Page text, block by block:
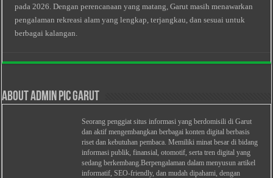
pada 2026. Dengan perencanaan yang matang, Garut masih menawarkan
pengalaman rekreasi alam yang lengkap, terjangkau, dan sesuai untuk
berbagai kalangan.
About Admin PIC Garut
Seorang penggiat situs informasi yang berdomisili di Garut
dan aktif mengembangkan berbagai konten digital berbasis
riset dan kebutuhan pembaca. Memiliki minat besar di bidang
informasi publik, finansial, otomotif, serta tren digital yang
sedang berkembang.Berpengalaman dalam menyusun artikel
informatif, SEO-friendly, dan mudah dipahami, dengan